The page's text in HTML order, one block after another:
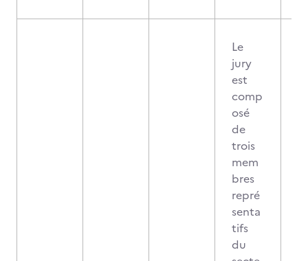
Le
jury
est
comp
osé
de
trois
mem
bres
repré
senta
tifs
du